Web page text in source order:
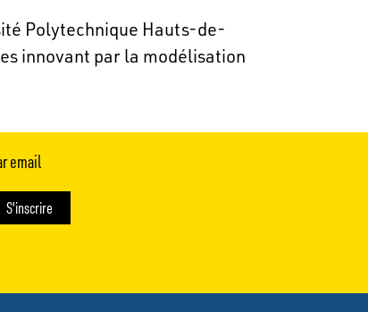
Polytechnique Hauts-de-
innovant par la modélisation
email